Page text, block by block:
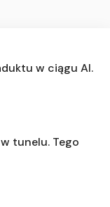
w ciągu Al.
tunelu. Tego